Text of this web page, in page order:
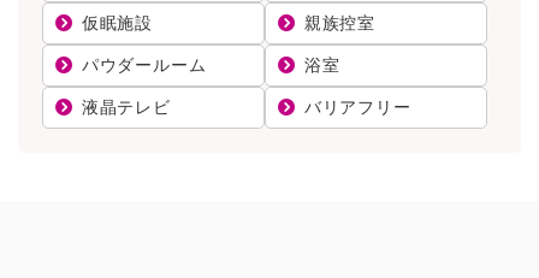
仮眠施設 親族控室
パウダールーム 浴室
液晶テレビ バリアフリー